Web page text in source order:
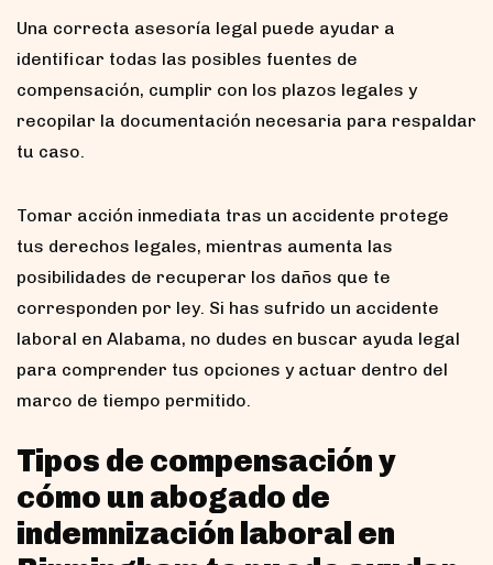
Una correcta asesoría legal puede ayudar a
identificar todas las posibles fuentes de
compensación, cumplir con los plazos legales y
recopilar la documentación necesaria para respaldar
tu caso.
Tomar acción inmediata tras un accidente protege
tus derechos legales, mientras aumenta las
posibilidades de recuperar los daños que te
corresponden por ley. Si has sufrido un accidente
laboral en Alabama, no dudes en buscar ayuda legal
para comprender tus opciones y actuar dentro del
marco de tiempo permitido.
Tipos de compensación y
cómo un abogado de
indemnización laboral en